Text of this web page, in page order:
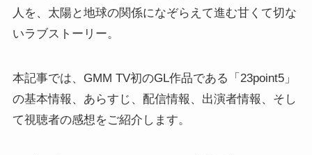
人を、太陽と地球の関係になぞらえて進む甘くて切な
いラブストーリー。
本記事では、GMM TV初のGL作品である「23point5」
の基本情報、あらすじ、配信情報、出演者情報、そし
て視聴者の感想をご紹介します。